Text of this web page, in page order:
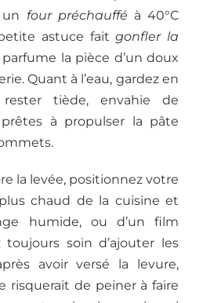
four préchauffé à 40°C
astuce faitgonfler la
la pièce d’un doux
Quant à l’eau, gardez en
tiède, envahie de
à propulser la pâte
la levée, positionnez votre
chaud de la cuisine et
humide, ou d’un film
toujours soin d’ajouter les
avoir versé la levure,
risquerait de peiner à faire